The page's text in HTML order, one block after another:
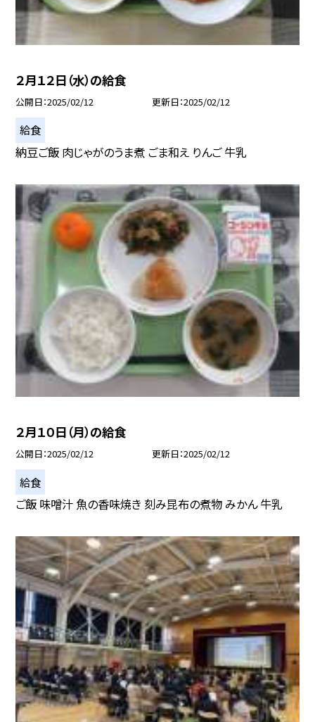
２月１２日（水）の給食
公開日 2025/02/12 更新日 2025/02/12
給食
納豆ご飯 肉じゃがのうま煮 ごま和え りんご 牛乳
２月１０日（月）の給食
公開日 2025/02/12 更新日 2025/02/12
給食
ご飯 味噌汁 魚の香味焼き 刻み昆布の煮物 みかん 牛乳